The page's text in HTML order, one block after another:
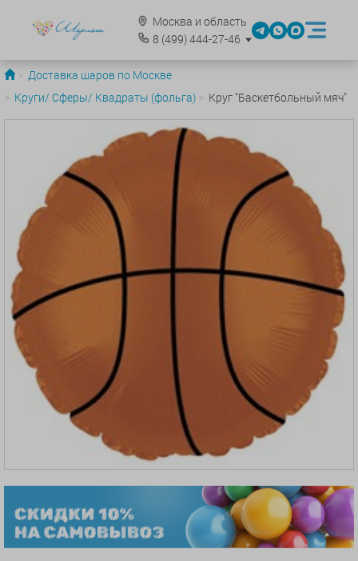
Москва и область
8 (499)444-27-46
Доставка шаров по Москве
Круги/ Сферы/ Квадраты (фольга)
Круг "Баскетбольный мяч"